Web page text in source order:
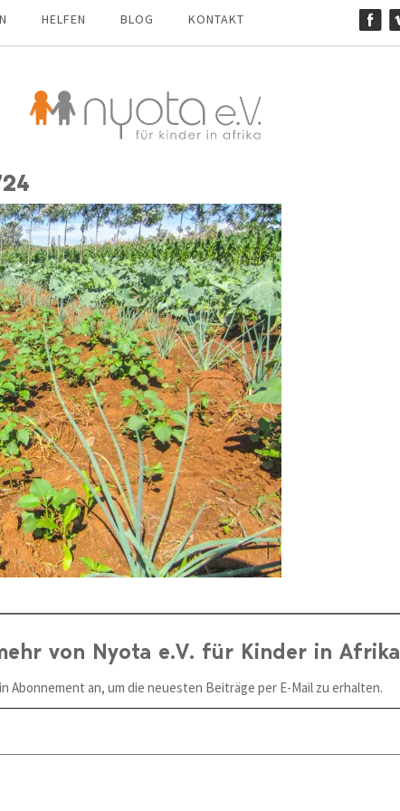
HELFEN BLOG KONTAKT
von Nyota e.V. für Kinder in Afrika
Abonnement an, um die neuesten Beiträge per E-Mail zu erhalten.